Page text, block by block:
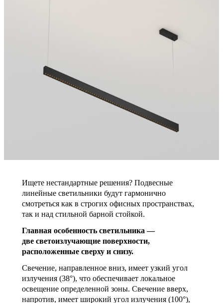
Ищете нестандартные решения? Подвесные
линейные светильники будут гармонично
смотреться как в строгих офисных пространствах,
так и над стильной барной стойкой.
Главная особенность светильника —
две светоизлучающие поверхности,
расположенные сверху и снизу.
Свечение, направленное вниз, имеет узкий угол
излучения (38°), что обеспечивает локальное
освещение определенной зоны. Свечение вверх,
напротив, имеет широкий угол излучения (100°),